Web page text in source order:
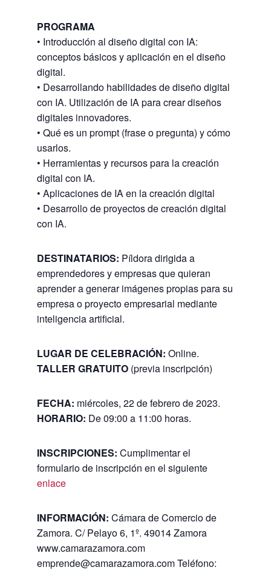
PROGRAMA
• Introducción al diseño digital con IA:
conceptos básicos y aplicación en el diseño
digital.
• Desarrollando habilidades de diseño digital
con IA. Utilización de IA para crear diseños
digitales innovadores.
• Qué es un prompt (frase o pregunta) y cómo
usarlos.
• Herramientas y recursos para la creación
digital con IA.
• Aplicaciones de IA en la creación digital
• Desarrollo de proyectos de creación digital
con IA.
DESTINATARIOS: Píldora dirigida a
emprendedores y empresas que quieran
aprender a generar imágenes propias para su
empresa o proyecto empresarial mediante
inteligencia artificial.
LUGAR DE CELEBRACIÓN: Online.
TALLER GRATUITO(previa inscripción)
FECHA: miércoles, 22 de febrero de 2023.
HORARIO: De 09:00 a 11:00 horas.
INSCRIPCIONES: Cumplimentar el
formulario de inscripción en el siguiente
enlace
INFORMACIÓN: Cámara de Comercio de
Zamora. C/ Pelayo 6, 1º. 49014 Zamora
www.camarazamora.com
emprende@camarazamora.com Teléfono: